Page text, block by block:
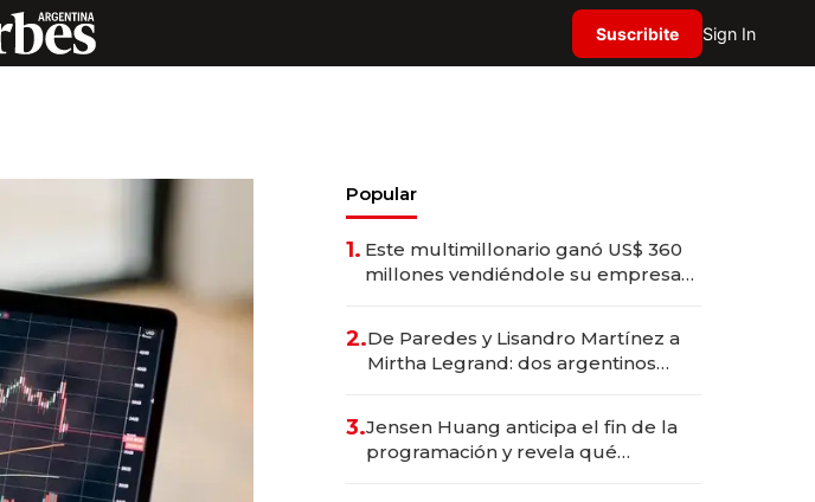
Suscribite Sign In
Popular
1. Este multimillonario ganó US$ 360
millones vendiéndole su empresa
2.De Paredes y Lisandro Martínez a
Mirtha Legrand: dos argentinos
3.Jensen Huang anticipa el fin de la
programación y revela qué